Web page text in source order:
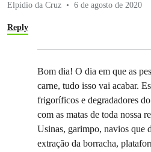
Elpidio da Cruz 6 de agosto de 2020
Reply
Bom dia! O dia em que as
carne, tudo isso vai acabar.
frigoríficos e degradadores
com as matas de toda nossa
Usinas, garimpo, navios que
extração da borracha,